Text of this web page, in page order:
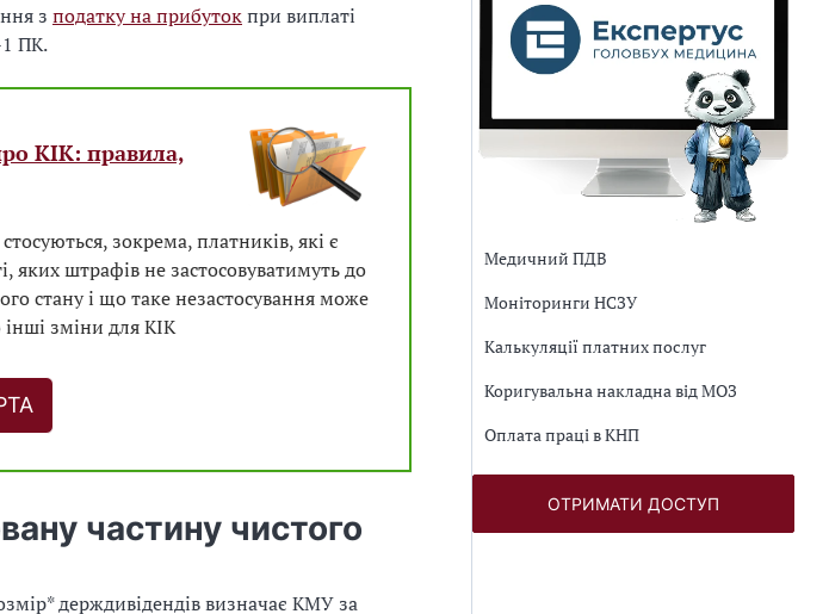
з податку на прибутокпри виплаті
1 ПК.
КІК: правила,
зокрема, платників, які є
яких штрафів не застосовуватимуть до
стану і що таке незастосування може
зміни для КІК
частину чистого
держдивідендів визначає КМУ за
Медичний ПДВ
Моніторинги НСЗУ
Калькуляції платних послуг
Коригувальна накладна від МОЗ
Оплата праці в КНП
ОТРИМАТИ ДОСТУП